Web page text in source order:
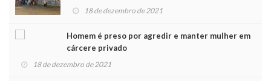
Noel
18 de dezembro de 2021
Homem é preso por agredir e manter mulher em
cárcere privado
18 de dezembro de 2021